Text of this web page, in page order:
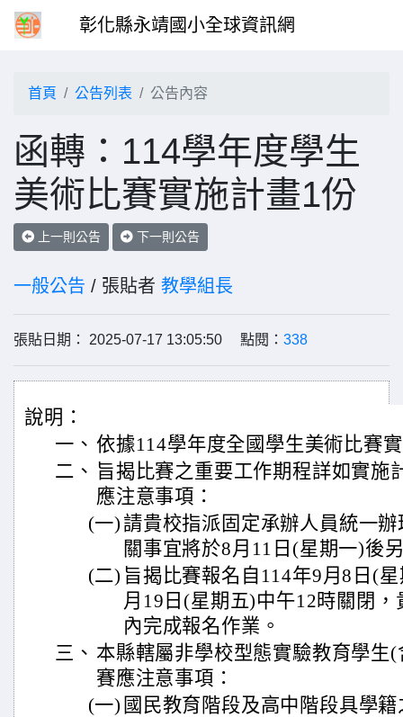
彰化縣永靖國小全球資訊網
首頁 公告列表 公告內容
函轉：114學年度學生
美術比賽實施計畫1份
上一則公告 下一則公告
一般公告 / 張貼者 教學組長
張貼日期： 2025-07-17 13:05:50 點閱： 338
說明：
一、 依據114學年度全國學生美術比賽
二、 旨揭比賽之重要工作期程詳如實施
應注意事項：
(一) 請貴校指派固定承辦人員統一
關事宜將於8月11日(星期一)後
(二) 旨揭比賽報名自114年9月8日(
月19日(星期五)中午12時關閉
內完成報名作業。
三、 本縣轄屬非學校型態實驗教育學生
賽應注意事項：
(一) 國民教育階段及高中階段具學